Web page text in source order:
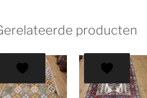
producten